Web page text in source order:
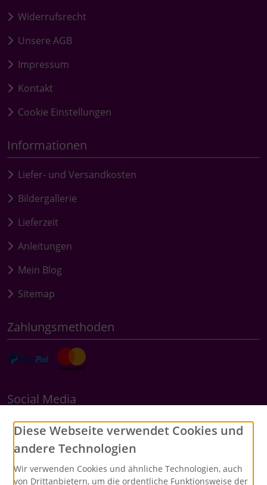
Widerrufsrecht
Unsere AGB
Impressum
Kontakt
Cookie Einstellungen
Informationen
Liefer- und Versandkosten
Bildergallerie
Lieferzeit
Anleitungen
Mein Blog
Sitemap
Zahlungsmethoden
Social Media
Diese Webseite verwendet Cookies und
andere Technologien
Wir verwenden Cookies und ähnliche Technologien, auch
von Drittanbietern, um die ordentliche Funktionsweise der